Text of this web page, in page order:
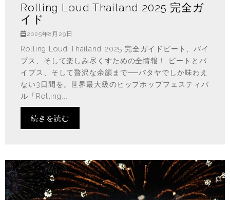
Rolling Loud Thailand 2025 完全ガ
イド
2025年8月29日
Rolling Loud Thailand 2025 完全ガイドビート、バイ
ブス、そして楽しみ尽くすための全情報！ ビートとバ
イブス、そして贅沢な余韻まで──パタヤでしか味わえ
ない3日間を。世界最大級のヒップホップフェスティバ
ル「Rolling...
続きを読む